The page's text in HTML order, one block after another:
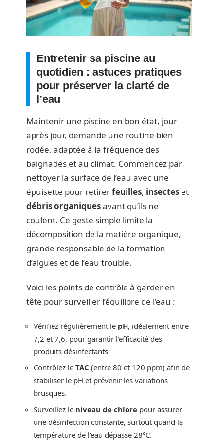
Entretenir sa piscine au
quotidien : astuces pratiques
pour préserver la clarté de
l’eau
Maintenir une piscine en bon état, jour
après jour, demande une routine bien
rodée, adaptée à la fréquence des
baignades et au climat. Commencez par
nettoyer la surface de l’eau avec une
épuisette pour retirerfeuilles, insectes et
débris organiquesavant qu’ils ne
coulent. Ce geste simple limite la
décomposition de la matière organique,
grande responsable de la formation
d’algues et de l’eau trouble.
Voici les points de contrôle à garder en
tête pour surveiller l’équilibre de l’eau :
Vérifiez régulièrement le pH, idéalement entre
7,2 et 7,6, pour garantir l’efficacité des
produits désinfectants.
Contrôlez le TAC (entre 80 et 120 ppm) afin de
stabiliser le pH et prévenir les variations
brusques.
Surveillez le niveau de chlore pour assurer
une désinfection constante, surtout quand la
température de l’eau dépasse 28°C.